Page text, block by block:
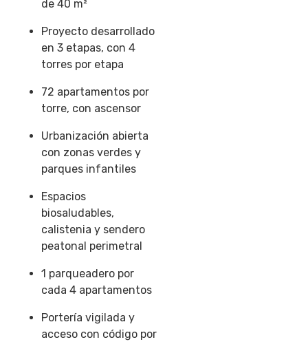
de 40 m²
Proyecto desarrollado
en 3 etapas, con 4
torres por etapa
72 apartamentos por
torre, con ascensor
Urbanización abierta
con zonas verdes y
parques infantiles
Espacios
biosaludables,
calistenia y sendero
peatonal perimetral
1 parqueadero por
cada 4 apartamentos
Portería vigilada y
acceso con código por